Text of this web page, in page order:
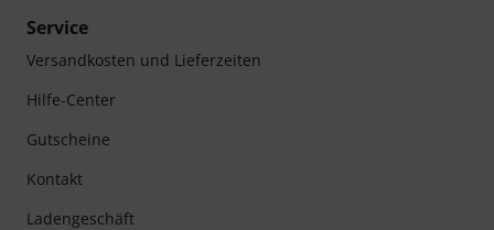
Service
Versandkosten und Lieferzeiten
Hilfe-Center
Gutscheine
Kontakt
Ladengeschäft